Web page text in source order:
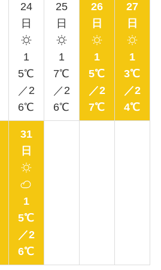
24
日
1
5℃
／2
6℃
25
日
1
7℃
／2
6℃
26
日
1
5℃
／2
7℃
27
日
1
3℃
／2
4℃
31
日
1
5℃
／2
6℃